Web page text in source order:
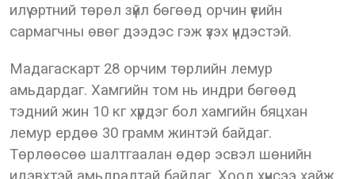
илүү эртний төрөл зүйл бөгөөд орчин үеийн
сармагчны өвөг дээдэс гэж үзэх үндэстэй.
Мадагаскарт 28 орчим төрлийн лемур
амьдардаг. Хамгийн том нь индри бөгөөд
тэдний жин 10 кг хүрдэг бол хамгийн бяцхан
лемур ердөө 30 грамм жинтэй байдаг.
Төрлөөсөө шалтгаалан өдөр эсвэл шөнийн